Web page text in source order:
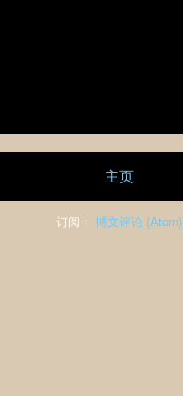
主页
订阅： 博文评论 (Atom)